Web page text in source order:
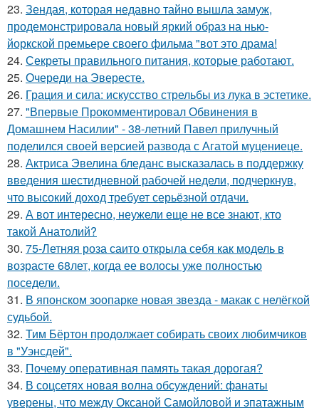
23. Зендая, которая недавно тайно вышла замуж,
продемонстрировала новый яркий образ на нью-
йоркской премьере своего фильма "вот это драма!
24. Секреты правильного питания, которые работают.
25. Очереди на Эвересте.
26. Грация и сила: искусство стрельбы из лука в эстетике.
27. "Впервые Прокомментировал Обвинения в
Домашнем Насилии" - 38-летний Павел прилучный
поделился своей версией развода с Агатой муцениеце.
28. Актриса Эвелина бледанс высказалась в поддержку
введения шестидневной рабочей недели, подчеркнув,
что высокий доход требует серьёзной отдачи.
29. А вот интересно, неужели еще не все знают, кто
такой Анатолий?
30. 75-Летняя роза саито открыла себя как модель в
возрасте 68лет, когда ее волосы уже полностью
поседели.
31. В японском зоопарке новая звезда - макак с нелёгкой
судьбой.
32. Тим Бёртон продолжает собирать своих любимчиков
в "Уэнсдей".
33. Почему оперативная память такая дорогая?
34. В соцсетях новая волна обсуждений: фанаты
уверены, что между Оксаной Самойловой и эпатажным